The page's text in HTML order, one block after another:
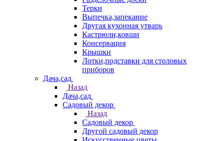
Терки
Выпечка,запекание
Другая кухонная утварь
Кастрюли,ковши
Консервация
Крышки
Лотки,подставки для столовых
приборов
Дача,сад
Назад
Дача,сад
Садовый декор
Назад
Садовый декор
Другой садовый декор